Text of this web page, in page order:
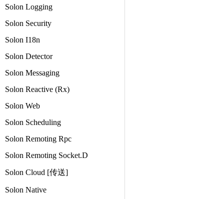
Solon Logging
Solon Security
Solon I18n
Solon Detector
Solon Messaging
Solon Reactive (Rx)
Solon Web
Solon Scheduling
Solon Remoting Rpc
Solon Remoting Socket.D
Solon Cloud [传送]
Solon Native